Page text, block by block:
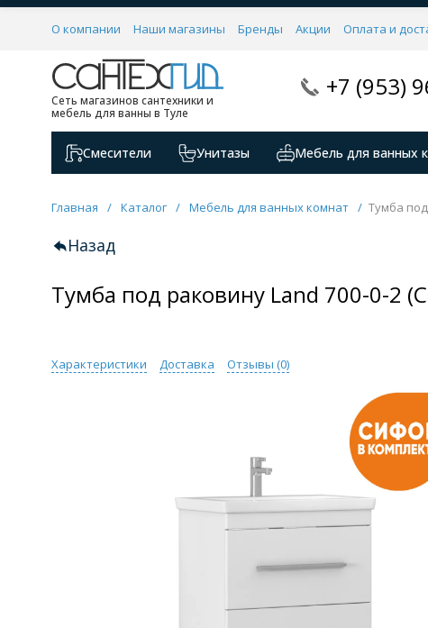
О компании Наши магазины Бренды Акции Оплата и
Сеть магазинов сантехники и
мебель для ванны в Туле
+7 (953)
Смесители Унитазы Мебель для ванных
Главная / Каталог / Мебель для ванных комнат / Тумба
Назад
Тумба под раковину Land 700-0-2
Характеристики Доставка Отзывы (0)